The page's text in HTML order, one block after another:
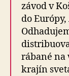
závod v
do
rá­bané na
krajín